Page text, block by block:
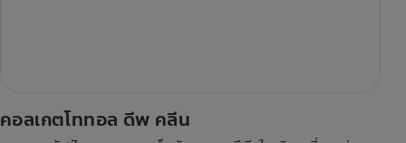
คอลเกตโททอล ดีพ คลีน